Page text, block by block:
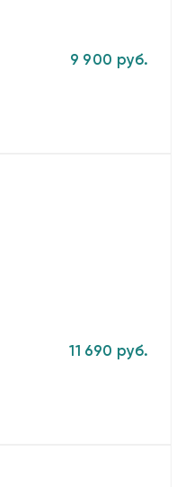
9 900 руб.
11 690 руб.